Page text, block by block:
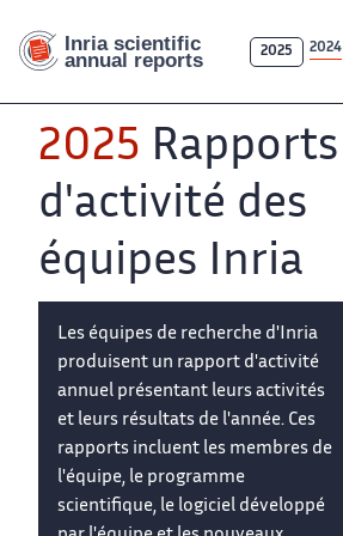
2025 2024
2025 Rapports
d'activité des
équipes Inria
Les équipes de recherche d'Inria
produisent un rapport d'activité
annuel présentant leurs activités
et leurs résultats de l'année. Ces
rapports incluent les membres de
l'équipe, le programme
scientifique, le logiciel développé